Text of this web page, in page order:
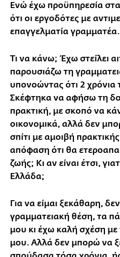
Ενώ έχω προϋπηρεσία
ότι οι εργοδότες με
επαγγελματία γραμματέα.
Τι να κάνω; Έχω στείλει
παρουσιάζω τη
υπονοώντας ότι 2 χρόνια
Σκέφτηκα να αφήσω τη
πρακτική, με σκοπό να
οικονομικά, αλλά δεν
σπίτι με αμοιβή
απόφαση ότι θα
ζωής; Κι αν είναι έτσι,
Ελλάδα;
Για να είμαι ξεκάθαρη,
γραμματειακή θέση, τα
μου κι έχω καλή σχέση
μου. Αλλά δεν μπορώ να